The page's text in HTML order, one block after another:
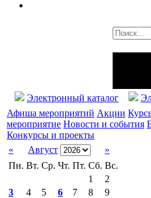
Электронный каталог
Афиша мероприятий Акции
мероприятие Новости и события
Конкурсы и проекты
«
Август
»
Пн. Вт. Ср. Чт. Пт. Сб. Вс.
1
2
3
4 5 6 7 8
9